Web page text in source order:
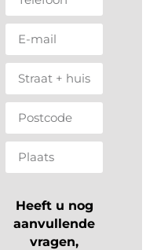
Heeft u nog
aanvullende
vragen,